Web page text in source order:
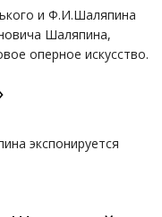
и Ф.И.Шаляпина
Шаляпина,
оперное искусство.
экспонируется